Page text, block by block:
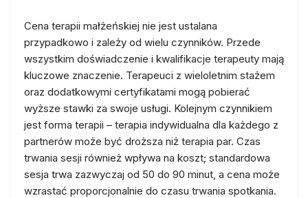
Cena terapii małżeńskiej nie jest ustalana
przypadkowo i zależy od wielu czynników. Przede
wszystkim doświadczenie i kwalifikacje terapeuty mają
kluczowe znaczenie. Terapeuci z wieloletnim stażem
oraz dodatkowymi certyfikatami mogą pobierać
wyższe stawki za swoje usługi. Kolejnym czynnikiem
jest forma terapii – terapia indywidualna dla każdego z
partnerów może być droższa niż terapia par. Czas
trwania sesji również wpływa na koszt; standardowa
sesja trwa zazwyczaj od 50 do 90 minut, a cena może
wzrastać proporcjonalnie do czasu trwania spotkania.